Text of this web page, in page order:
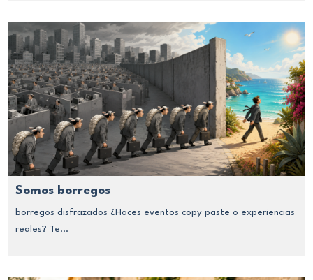
Somos borregos
borregos disfrazados ¿Haces eventos copy paste o experiencias
reales? Te...